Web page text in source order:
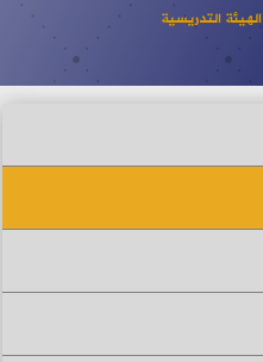
الهيئة التدريسية